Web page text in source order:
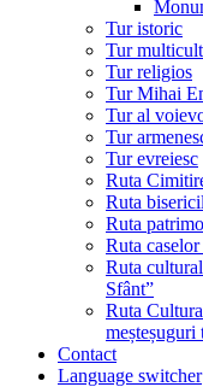
Tur istoric
Tur
Tur religios
Tur Mihai
Tur al
Tur
Tur evreiesc
Ruta
Ruta
Ruta
Ruta
Ruta
Sfânt”
Ruta
Contact
Language switcher